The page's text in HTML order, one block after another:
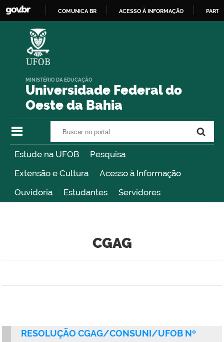
COMUNICA BR ACESSO À INFORMAÇÃO
Universidade Federal do
Oeste da Bahia
MINISTÉRIO DA EDUCAÇÃO
Estude na UFOB
Pesquisa
Extensão e Cultura
Acesso à Informação
Ouvidoria
Estudantes Servidores
CGAG
RESOLUÇÃO CGAG/CONSUNI/UFOB Nº